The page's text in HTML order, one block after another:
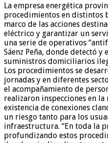
La empresa energética
procedimientos en distintos
marco de las acciones
eléctrico y garantizar un
una serie de operativos
Sáenz Peña, donde detectó
suministros domiciliarios
Los procedimientos se
jornadas y en diferentes
el acompañamiento de
realizaron inspecciones en
existencia de conexiones
un riesgo tanto para los
infraestructura. “En toda la
profundizando estos